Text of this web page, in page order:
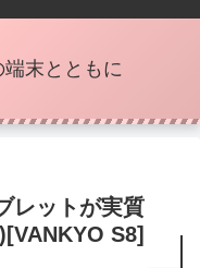
末とともに
レットが実質
S8]